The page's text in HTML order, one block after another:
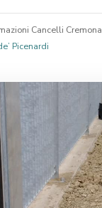
Cancelli Cremona
Picenardi